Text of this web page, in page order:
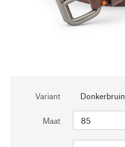
Variant Donkerbruin
Maat